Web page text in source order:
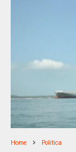
Home Politica